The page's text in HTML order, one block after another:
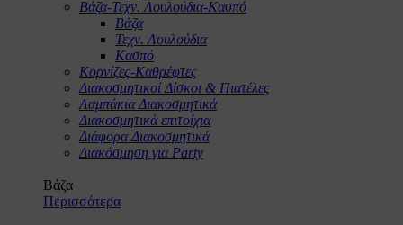
Βάζα-Τεχν. Λουλούδια-Κασπό
Βάζα
Τεχν. Λουλούδια
Κασπό
Κορνίζες-Καθρέφτες
Διακοσμητικοί Δίσκοι & Πιατέλες
Λαμπάκια Διακοσμητικά
Διακοσμητικά επιτοίχια
Διάφορα Διακοσμητικά
Διακόσμηση για Party
Βάζα
Περισσότερα